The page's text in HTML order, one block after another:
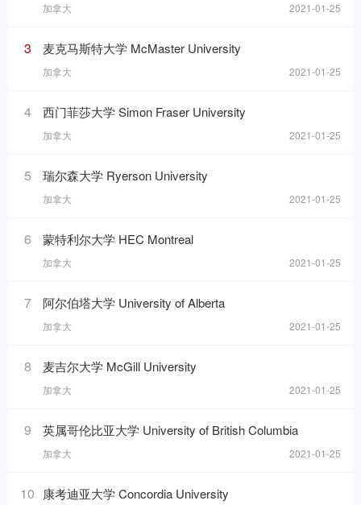
加拿大 2021-01-25
3 麦克马斯特大学 McMaster University
加拿大 2021-01-25
4 西门菲莎大学 Simon Fraser University
加拿大 2021-01-25
5 瑞尔森大学 Ryerson University
加拿大 2021-01-25
6 蒙特利尔大学 HEC Montreal
加拿大 2021-01-25
7 阿尔伯塔大学 University of Alberta
加拿大 2021-01-25
8 麦吉尔大学 McGill University
加拿大 2021-01-25
9 英属哥伦比亚大学 University of British Columbia
加拿大 2021-01-25
10 康考迪亚大学 Concordia University